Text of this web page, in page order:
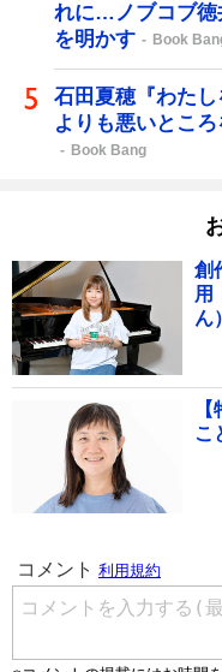
れに…ノブコブ徳
を明かす
Book
石田夏穂『わた
よりも悪いところ
Book Bang
創
用
ん
こ